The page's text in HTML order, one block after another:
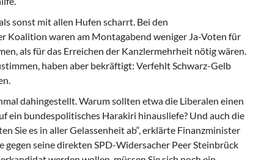
sonst mit allen Hufen scharrt. Bei den
Koalition waren am Montagabend weniger Ja-Voten für
als für das Erreichen der Kanzlermehrheit nötig wären.
haben aber bekräftigt: Verfehlt Schwarz-Gelb
dahingestellt. Warum sollten etwa die Liberalen einen
ein bundespolitisches Harakiri hinausliefe? Und auch die
Sie es in aller Gelassenheit ab“, erklärte Finanzminister
seine direkten SPD-Widersacher Peer Steinbrück